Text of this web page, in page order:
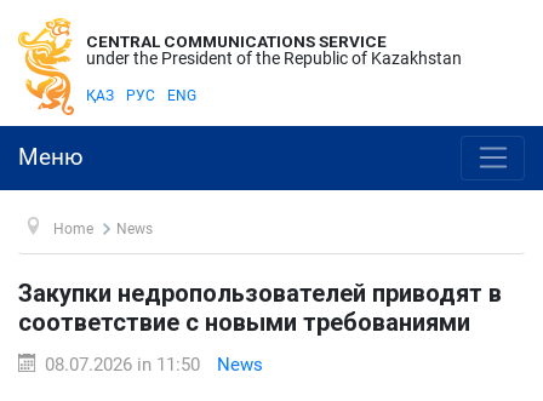
CENTRAL COMMUNICATIONS SERVICE
under the President of the Republic of Kazakhstan
ҚАЗ РУС ENG
Меню
Home News
Закупки недропользователей приводят в
соответствие с новыми требованиями
08.07.2026 in 11:50 News